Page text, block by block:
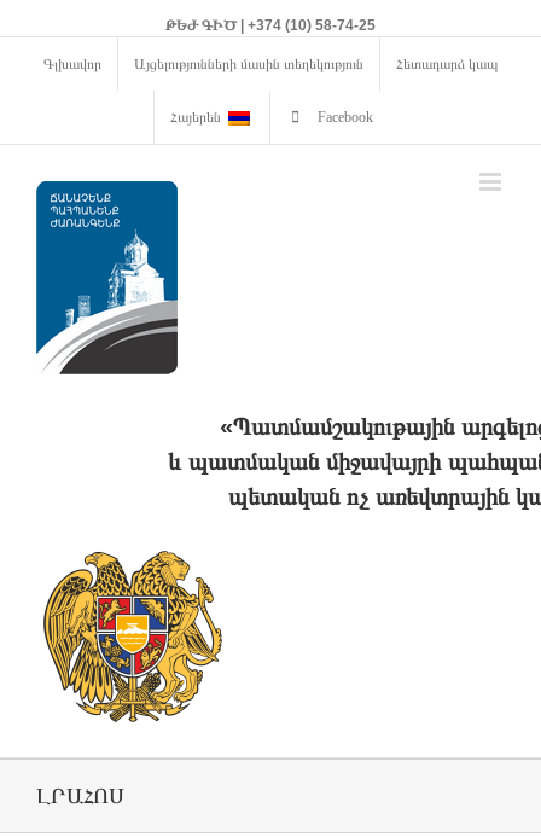
ԹԵԺ ԳԻԾ | +374 (10) 58-74-25
Գլխավոր Այցելությունների մասին տեղեկություն Հետադարձ կապ
Հայերեն Facebook
«Պատմամշակութային
և պատմական միջավայրի
պետական ոչ առեվտրային
ԼՐԱՀՈՍ